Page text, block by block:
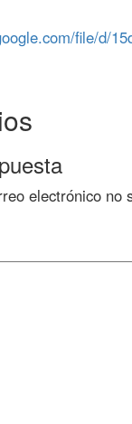
file/d/
electrónico no